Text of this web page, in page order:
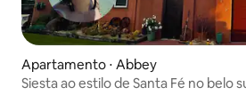
Apartamento ⋅ Abbey
Siesta ao estilo de Santa Fé no belo